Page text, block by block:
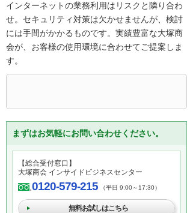
インターネットの業務利用はリスクと隣り合わ
せ。セキュリティ対策は欠かせませんが、検討
には手間がかかるものです。実績豊富な大塚商
会が、お客様の使用環境に合わせてご提案しま
す。
まずはお気軽にお問い合わせください。
【総合受付窓口】
大塚商会 インサイドビジネスセンター
0120-579-215 （平日 9:00～17:30）
無料お試しはこちら